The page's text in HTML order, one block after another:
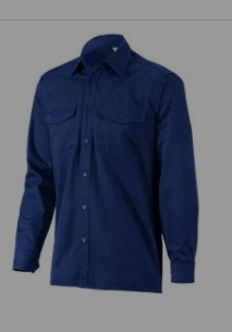
e.s.classic, lange mouw